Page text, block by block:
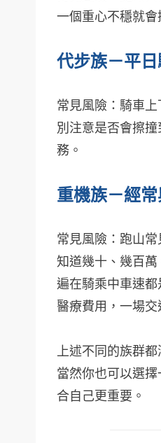
一個重心不穩就會
代步族－平
常見風險：騎車
別注意是否會擦
務。
重機族－經
常見風險：跑山
知道幾十、幾百
遍在騎乘中車速
醫療費用，一場交
上述不同的族群
當然你也可以選
合自己更重要。